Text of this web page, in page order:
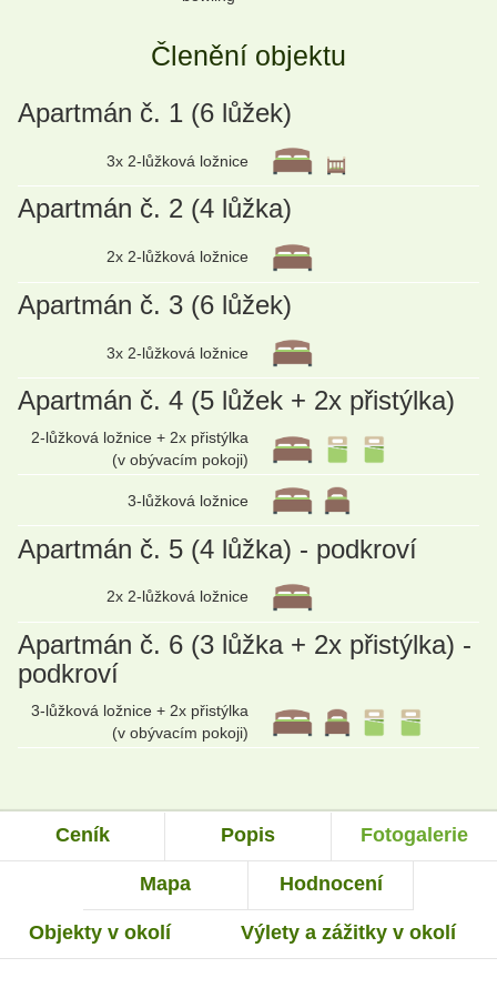
Členění objektu
Apartmán č. 1 (6 lůžek)
3x 2-lůžková ložnice
Apartmán č. 2 (4 lůžka)
2x 2-lůžková ložnice
Apartmán č. 3 (6 lůžek)
3x 2-lůžková ložnice
Apartmán č. 4 (5 lůžek + 2x přistýlka)
2-lůžková ložnice + 2x přistýlka
(v obývacím pokoji)
3-lůžková ložnice
Apartmán č. 5 (4 lůžka) - podkroví
2x 2-lůžková ložnice
Apartmán č. 6 (3 lůžka + 2x přistýlka) -
podkroví
3-lůžková ložnice + 2x přistýlka
(v obývacím pokoji)
Ceník Popis Fotogalerie
Mapa Hodnocení
Objekty v okolí Výlety a zážitky v okolí